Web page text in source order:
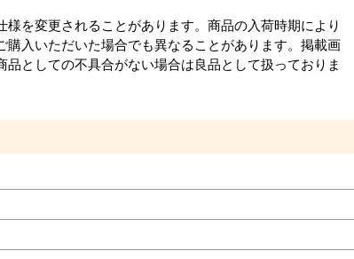
を変更されることがあります。商品の入荷時期により
入いただいた場合でも異なることがあります。掲載画
としての不具合がない場合は良品として扱っておりま